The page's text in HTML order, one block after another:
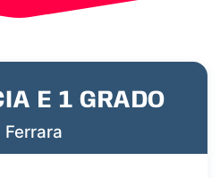
E 1 GRADO
Ferrara